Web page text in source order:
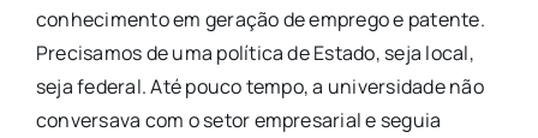
conhecimento em geração de emprego e patente.
Precisamos de uma política de Estado, seja local,
seja federal. Até pouco tempo, a universidade não
conversava com o setor empresarial e seguia